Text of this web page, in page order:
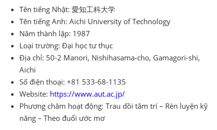
Tên tiếng Nhật: 愛知工科大学
Tên tiếng Anh: Aichi University of Technology
Năm thành lập: 1987
Loại trường: Đại học tư thục
Địa chỉ: 50-2 Manori, Nishihasama-cho, Gamagori-shi,
Aichi
Số điện thoại: +81 533-68-1135
Website: https://www.aut.ac.jp/
Phương châm hoạt động: Trau dồi tâm trí – Rèn luyện kỹ
năng – Theo đuổi ước mơ